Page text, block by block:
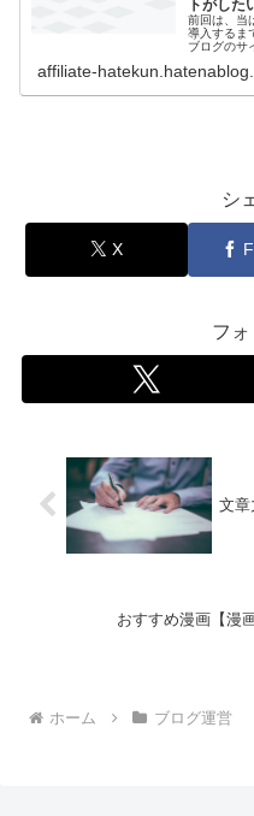
トがした
前回は、当
導入するま
ブログのサ
affiliate-
シ
X
フ
文章
おすすめ漫画【漫
ホーム ブログ運営